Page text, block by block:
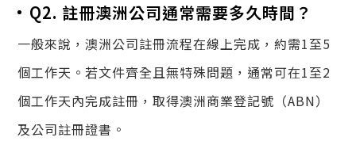
Q2. 註冊澳洲公司通常需要多久時間？
一般來說，澳洲公司註冊流程在線上完成，約需1至5
個工作天。若文件齊全且無特殊問題，通常可在1至2
個工作天內完成註冊，取得澳洲商業登記號（ABN）
及公司註冊證書。